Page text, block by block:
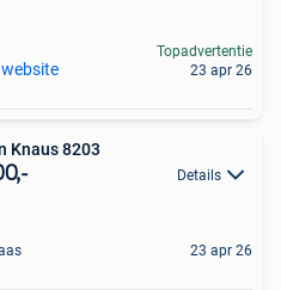
Topadvertentie
23 apr 26
Knaus 8203
Details
23 apr 26